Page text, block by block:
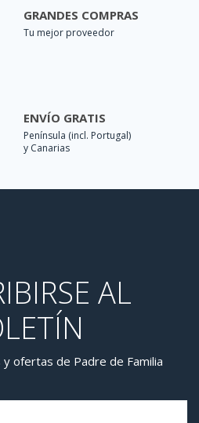
GRANDES COMPRAS
Tu mejor proveedor
ENVÍO GRATIS
Península (incl. Portugal)
y Canarias
AL
ofertas de Padre de Familia